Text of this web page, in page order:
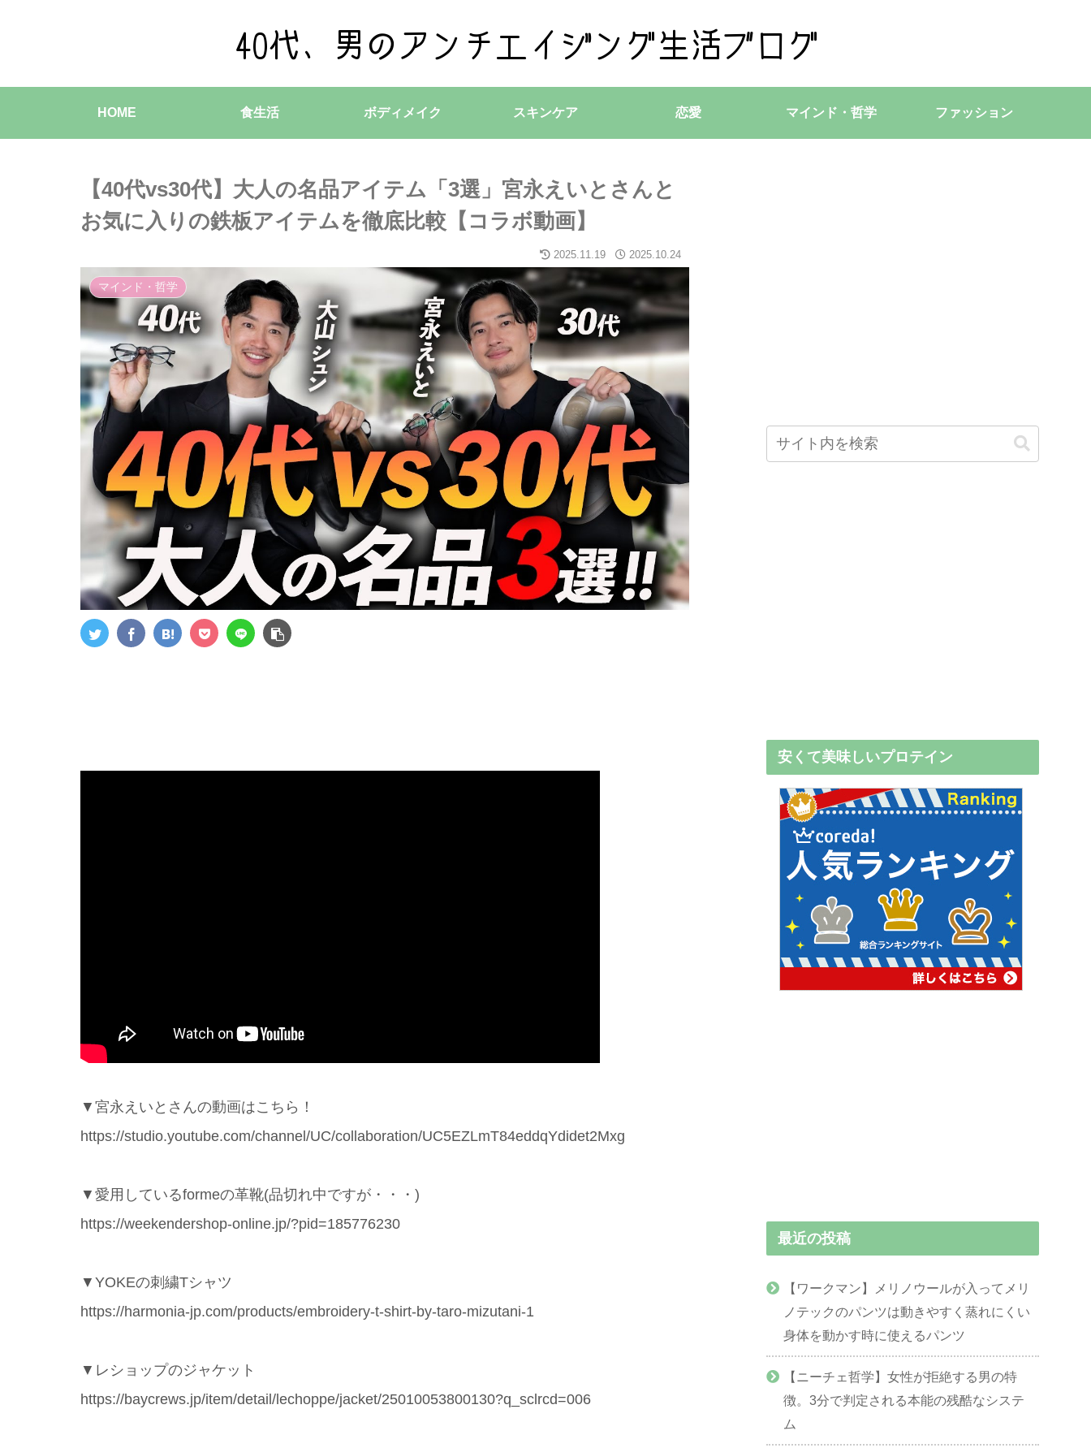
HOME 食生活 ボディメイク スキンケア 恋愛 マインド・哲学 ファッション
【40代vs30代】大人の名品アイテム「3選」宮永えいとさんと
お気に入りの鉄板アイテムを徹底比較【コラボ動画】
2025.11.19 2025.10.24
マインド・哲学
▼宮永えいとさんの動画はこちら！
https://studio.youtube.com/channel/UC/collaboration/UC5EZLmT84eddqYdidet2Mxg
▼愛用しているformeの革靴(品切れ中ですが・・・)
https://weekendershop-online.jp/?pid=185776230
▼YOKEの刺繍Tシャツ
https://harmonia-jp.com/products/embroidery-t-shirt-by-taro-mizutani-1
▼レショップのジャケット
https://baycrews.jp/item/detail/lechoppe/jacket/25010053800130?q_sclrcd=006
安くて美味しいプロテイン
最近の投稿
【ワークマン】メリノウールが入ってメリ
ノテックのパンツは動きやすく蒸れにくい
身体を動かす時に使えるパンツ
【ニーチェ哲学】女性が拒絶する男の特
徴。3分で判定される本能の残酷なシステ
ム